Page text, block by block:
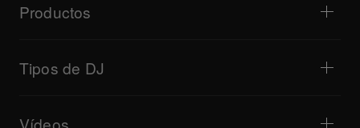
Productos
Mezcladores para DJ
Sistemas de DJ todo en uno
Muestreadores para DJ
Tipos de DJ
Transmisiones en directo